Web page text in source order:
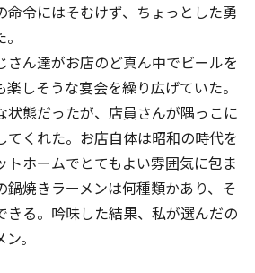
命令にはそむけず、ちょっとした勇
さん達がお店のど真ん中でビールを
しそうな宴会を繰り広げていた。
状態だったが、店員さんが隅っこに
てくれた。お店自体は昭和の時代を
トホームでとてもよい雰囲気に包ま
鍋焼きラーメンは何種類かあり、そ
きる。吟味した結果、私が選んだの
。